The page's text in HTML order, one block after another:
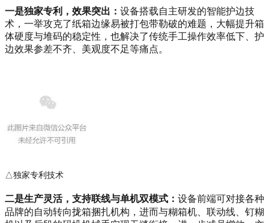
一是独家专利，效果突出： 设备搭载自主研发的智能护边技
术，一举攻克了纸箱边缘易被打包带勒破的难题，大幅提升箱
体硬度与堆码的稳定性，也解决了传统手工操作效率低下、护
边效果参差不齐、美观度不足等痛点。
△独家专利技术
二是生产灵活， 支持联线与单机双模式 ： 设备前端可对接各种
品牌的自动转向拢箱捆扎机构，进而与糊箱机 、联动线、钉糊